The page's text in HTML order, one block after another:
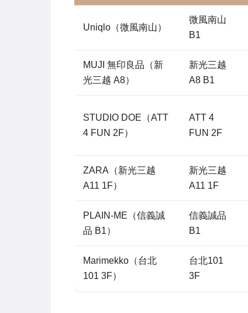
Uniqlo（微風南山）
微風南山
B1
MUJI 無印良品（新
光三越 A8）
新光三越
A8 B1
STUDIO DOE（ATT
4 FUN 2F）
ATT 4
FUN 2F
ZARA（新光三越
A11 1F）
新光三越
A11 1F
PLAIN-ME（信義誠
品 B1）
信義誠品
B1
Marimekko（台北
101 3F）
台北101
3F